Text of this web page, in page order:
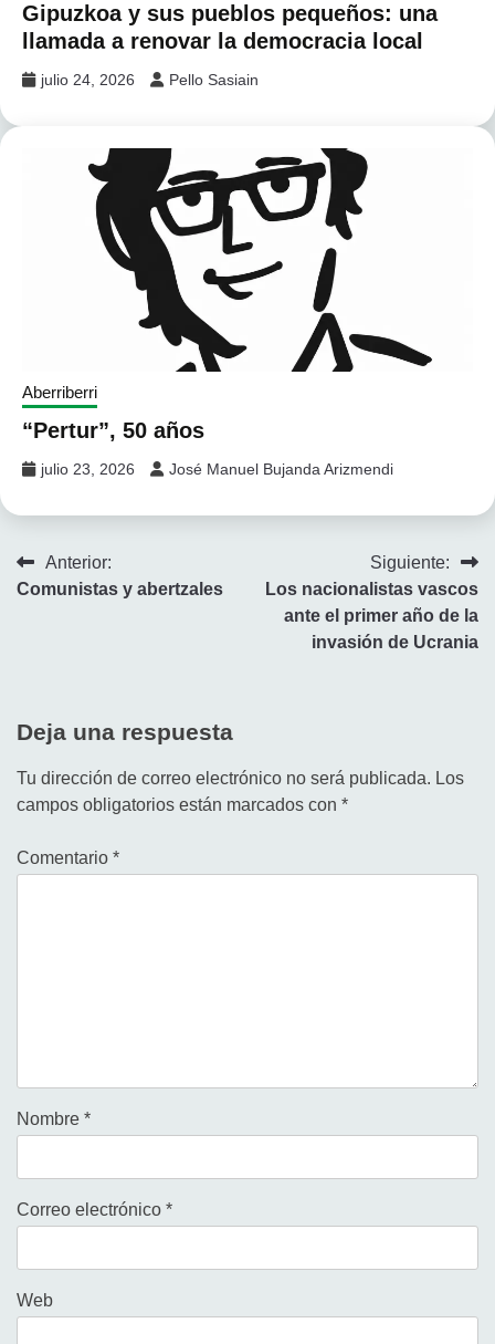
Gipuzkoa y sus pueblos pequeños: una
llamada a renovar la democracia local
julio 24, 2026 Pello Sasiain
Aberriberri
“Pertur”, 50 años
julio 23, 2026 José Manuel Bujanda Arizmendi
Navegación
Anterior:
Comunistas y abertzales
Siguiente:
Los nacionalistas vascos
ante el primer año de la
invasión de Ucrania
Deja una respuesta
Tu dirección de correo electrónico no será publicada. Los
campos obligatorios están marcados con *
Comentario *
Nombre *
Correo electrónico *
Web